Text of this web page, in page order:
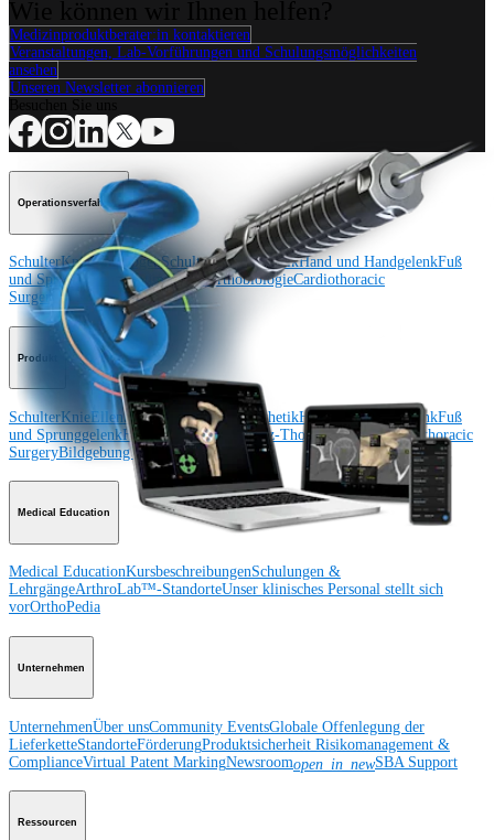
Medizinproduktberater:in kontaktieren
Veranstaltungen, Lab-Vorführungen und Schulungsmöglichkeiten
ansehen
Unseren Newsletter abonnieren
Operationsverfahren
SchulterKnieEllenbogenSchulterendoprothetikHand und HandgelenkFuß
und SprunggelenkTraumaHüfteOrthobiologieCardiothoracic
Surgery Wirbelsäule
Produkt
SchulterKnieEllenbogenSchulterendoprothetikHand und HandgelenkFuß
und SprunggelenkHüfte OrthobiologieHerz-ThoraxchirurgieCardiothoracic
SurgeryBildgebung & Resektion
Medical Education
Medical EducationKursbeschreibungenSchulungen &
LehrgängeArthroLab™-StandorteUnser klinisches Personal stellt sich
vorOrthoPedia
Unternehmen
UnternehmenÜber unsCommunity EventsGlobale Offenlegung der
LieferketteStandorteFörderungProduktsicherheit Risikomanagement &
ComplianceVirtual Patent MarkingNewsroomopen_in_newSBA Support
Ressourcen